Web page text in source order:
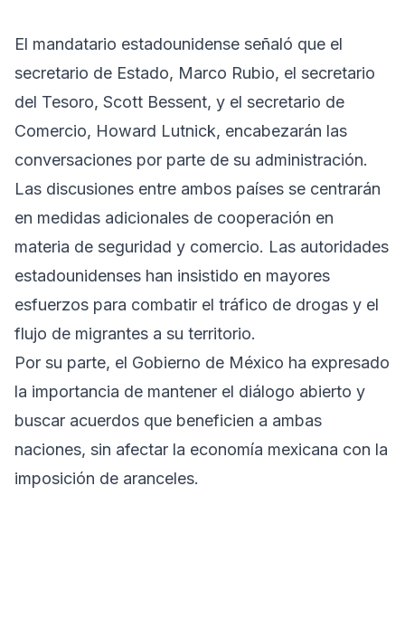
El mandatario estadounidense señaló que el
secretario de Estado, Marco Rubio, el secretario
del Tesoro, Scott Bessent, y el secretario de
Comercio, Howard Lutnick, encabezarán las
conversaciones por parte de su administración.
Las discusiones entre ambos países se centrarán
en medidas adicionales de cooperación en
materia de seguridad y comercio. Las autoridades
estadounidenses han insistido en mayores
esfuerzos para combatir el tráfico de drogas y el
flujo de migrantes a su territorio.
Por su parte, el Gobierno de México ha expresado
la importancia de mantener el diálogo abierto y
buscar acuerdos que beneficien a ambas
naciones, sin afectar la economía mexicana con la
imposición de aranceles.